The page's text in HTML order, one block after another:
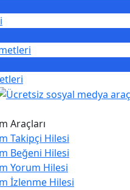
Araçları
Takipçi Hilesi
Beğeni Hilesi
Yorum Hilesi
İzlenme Hilesi